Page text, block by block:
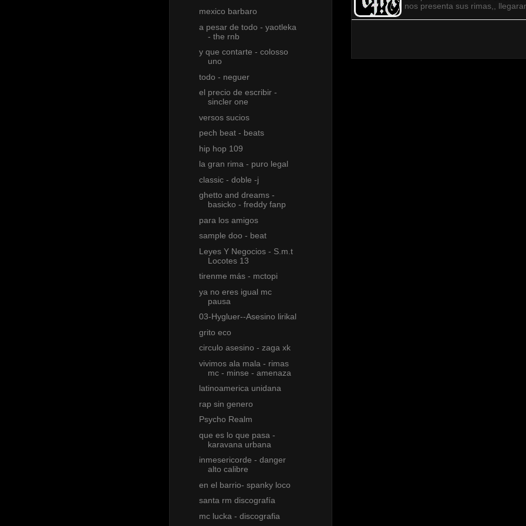
nos presenta sus rimas,,
mexico barbaro
a pesar de todo - yaotleka
- the rnb
y que contarte - colosso
uno
todo - neguer
el precio de escribir -
sincler one
versos sucios
pech beat - beats
hip hop 109
la gran rima - puro legal
classic - doble -j
ghetto and dreams -
basicko - freddy fanp
para los amigos
sample doo - beat
Leyes Y Negocios - S.m.t
Locotes 13
tirenme más - mctopi
ya no eres igual mc
pausa
03-Hygluer--Asesino lirikal
grito eco
circulo asesino - zaga xk
vivimos ala mala - rimas
mc - minse - amenaza
latinoamerica unidana
rap sin genero
Psycho Realm
que es lo que pasa -
karavana urbana
inmesericorde - danger
alto calibre
en el barrio- spanky loco
santa rm discografía
mc lucka - discografia